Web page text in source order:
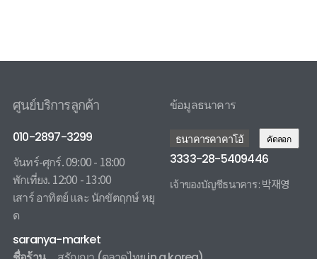
ศูนย์บริการลูกค้า
010-2897-3299
จันทร์-ศุกร์. 09:00 - 18:00
พักเที่ยง. 12:00 - 13:00
เสาร์ อาทิตย์ และ นักขัตฤกษ์ หยุ
ด
ข้อมูลธนาคาร
ธนาคารคาคาโอ้ คัดลอก
3333-28-5409446
เจ้าของบัญชีธนาคาร : 박재영
saranya-market